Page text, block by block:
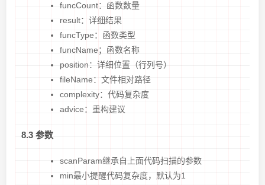
funcCount：函数数量
result：详细结果
funcType：函数类型
funcName；函数名称
position：详细位置（行列号）
fileName：文件相对路径
complexity：代码复杂度
advice：重构建议
8.3 参数
scanParam继承自上面代码扫描的参数
min最小提醒代码复杂度，默认为1